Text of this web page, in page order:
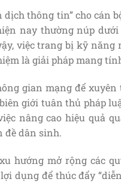
thông tin” cho cán
nay thường núp dưới
việc trang bị kỹ
là giải pháp mang
gian mạng để xuyên
giới tuân thủ pháp
nâng cao hiệu quả
đề dân sinh.
hướng mở rộng các
dụng để thúc đẩy